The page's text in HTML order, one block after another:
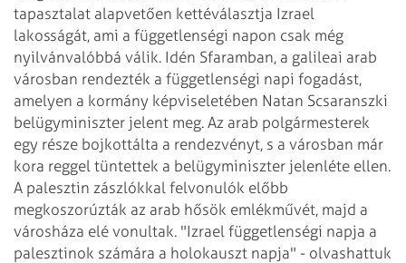
tapasztalat alapvetően kettéválasztja Izrael
lakosságát, ami a függetlenségi napon csak még
nyilvánvalóbbá válik. Idén Sfaramban, a galileai arab
városban rendezték a függetlenségi napi fogadást,
amelyen a kormány képviseletében Natan Scsaranszki
belügyminiszter jelent meg. Az arab polgármesterek
egy része bojkottálta a rendezvényt, s a városban már
kora reggel tüntettek a belügyminiszter jelenléte ellen.
A palesztin zászlókkal felvonulók előbb
megkoszorúzták az arab hősök emlékművét, majd a
városháza elé vonultak. "Izrael függetlenségi napja a
palesztinok számára a holokauszt napja" - olvashattuk